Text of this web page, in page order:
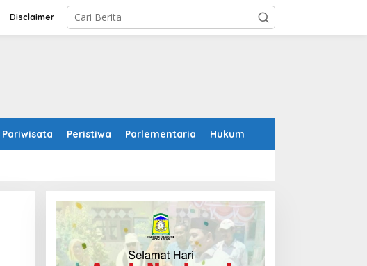
Disclaimer
Pariwisata Peristiwa Parlementaria Hukum